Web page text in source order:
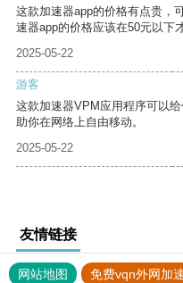
这款加速器app的价格有点贵，
速器app的价格应该在50元以下
2025-05-22
游客
这款加速器VPM应用程序可以
助你在网络上自由移动。
2025-05-22
友情链接
网站地图 免费vqn外网加